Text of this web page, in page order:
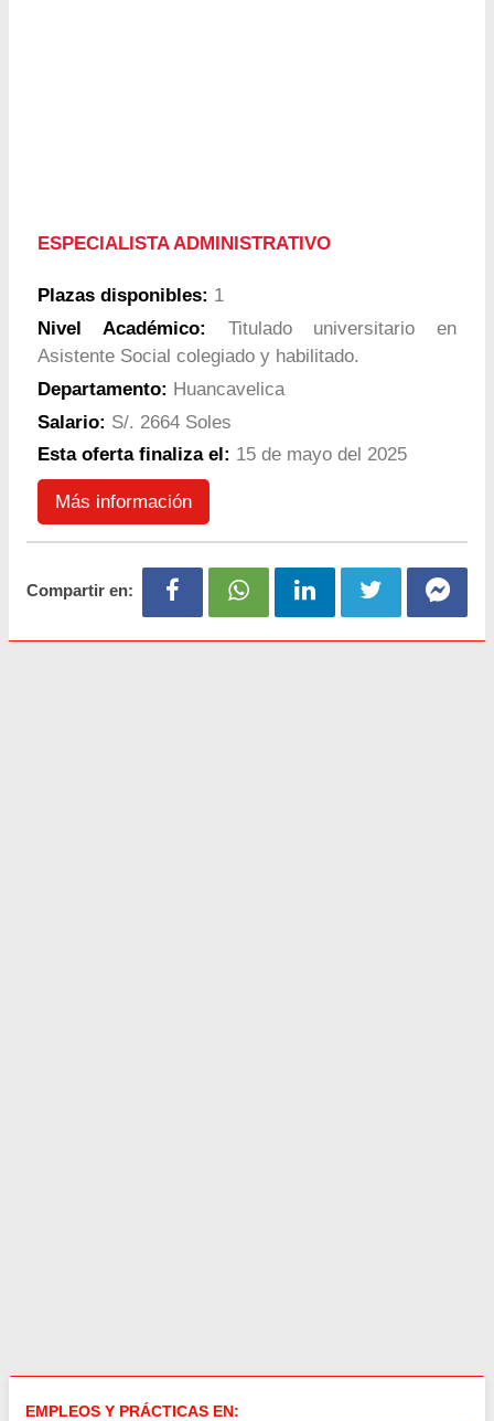
ESPECIALISTA ADMINISTRATIVO
Plazas disponibles: 1
Nivel Académico: Titulado universitario en
Asistente Social colegiado y habilitado.
Departamento: Huancavelica
Salario: S/. 2664 Soles
Esta oferta finaliza el: 15 de mayo del 2025
Más información
Compartir en:
EMPLEOS Y PRÁCTICAS EN: